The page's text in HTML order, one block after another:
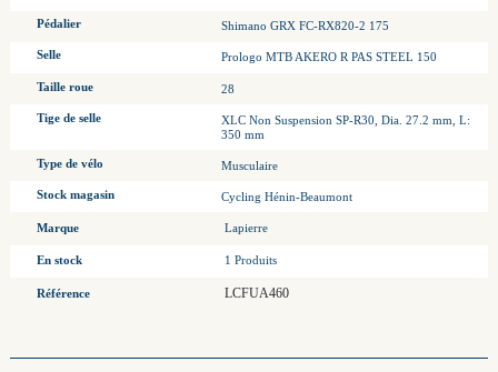
Pédalier Shimano GRX FC-RX820-2 175
Selle Prologo MTB AKERO R PAS STEEL 150
Taille roue 28
Tige de selle
XLC Non Suspension SP-R30, Dia. 27.2 mm, L:
350 mm
Type de vélo Musculaire
Stock magasin Cycling Hénin-Beaumont
Marque Lapierre
En stock 1 Produits
Référence LCFUA460